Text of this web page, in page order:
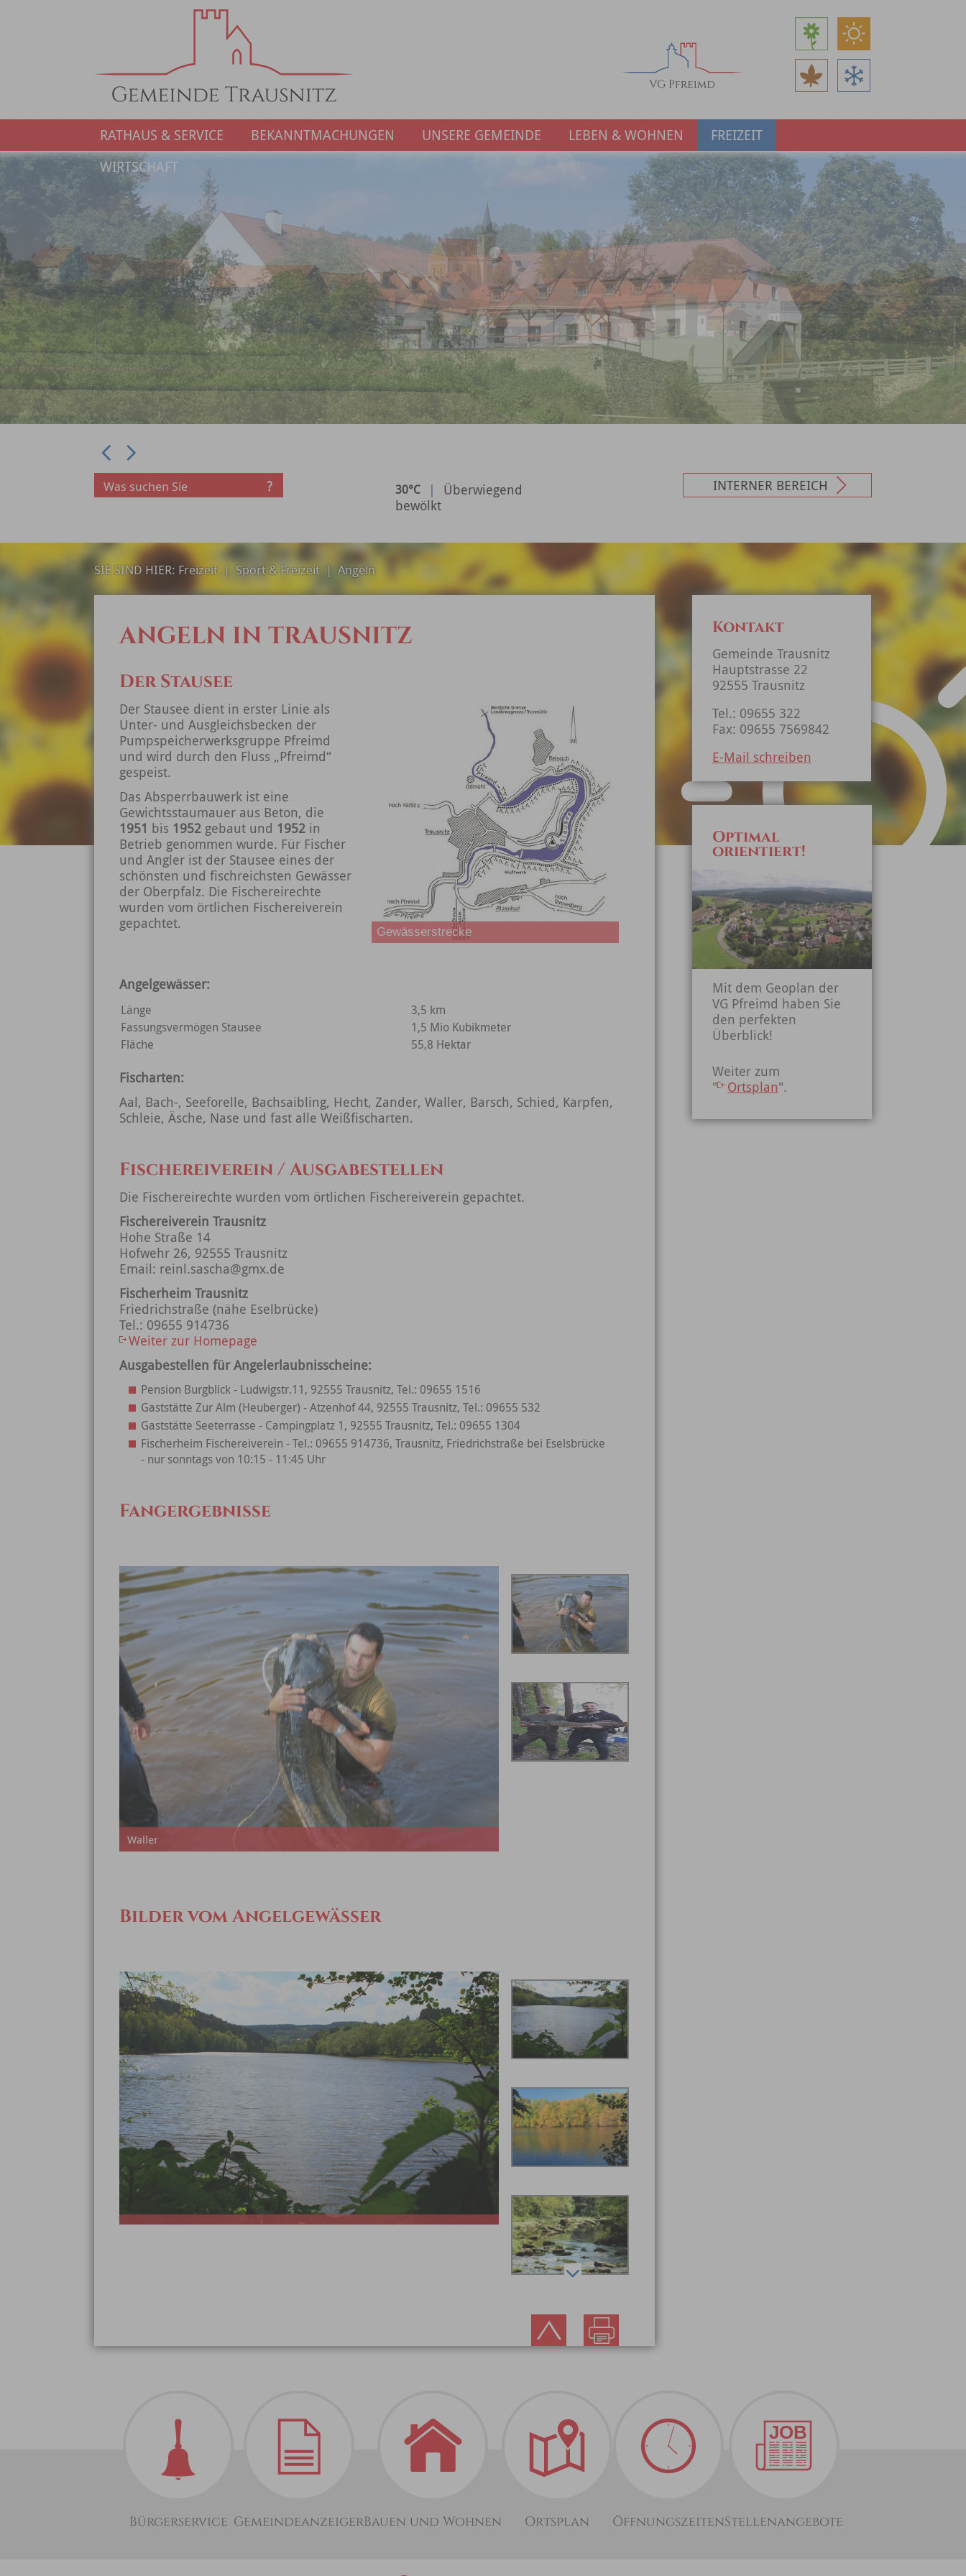
RATHAUS & SERVICE BEKANNTMACHUNGEN UNSERE GEMEINDE LEBEN & WOHNEN
FREIZEIT
WIRTSCHAFT
Prev
30°C |
Überwiegend
bewölkt
INTERNER BEREICH
SIE SIND HIER: Freizeit | Sport & Freizeit | Angeln
ANGELN IN TRAUSNITZ
Der Stausee
Gewässerstrecke
Der Stausee dient in erster Linie als
Unter- und Ausgleichsbecken der
Pumpspeicherwerksgruppe Pfreimd
und wird durch den Fluss „Pfreimd“
gespeist.
Das Absperrbauwerk ist eine
Gewichtsstaumauer aus Beton, die
1951 bis 1952 gebaut und 1952 in
Betrieb genommen wurde. Für Fischer
und Angler ist der Stausee eines der
schönsten und fischreichsten Gewässer
der Oberpfalz. Die Fischereirechte
wurden vom örtlichen Fischereiverein
gepachtet.
Angelgewässer:
Länge
3,5 km
Fassungsvermögen Stausee
1,5 Mio Kubikmeter
Fläche
55,8 Hektar
Fischarten:
Aal, Bach-, Seeforelle, Bachsaibling, Hecht, Zander, Waller, Barsch, Schied, Karpfen,
Schleie, Äsche, Nase und fast alle Weißfischarten.
Fischereiverein / Ausgabestellen
Die Fischereirechte wurden vom örtlichen Fischereiverein gepachtet.
Fischereiverein Trausnitz
Hohe Straße 14
Hofwehr 26, 92555 Trausnitz
Email: reinl.sascha@gmx.de
Fischerheim Trausnitz
Friedrichstraße (nähe Eselbrücke)
Tel.: 09655 914736
Weiter zur Homepage
Ausgabestellen für Angelerlaubnisscheine:
Pension Burgblick - Ludwigstr.11, 92555 Trausnitz, Tel.: 09655 1516
Gaststätte Zur Alm (Heuberger) - Atzenhof 44, 92555 Trausnitz, Tel.: 09655 532
Gaststätte Seeterrasse - Campingplatz 1, 92555 Trausnitz, Tel.: 09655 1304
Fischerheim Fischereiverein - Tel.: 09655 914736, Trausnitz, Friedrichstraße bei Eselsbrücke
- nur sonntags von 10:15 - 11:45 Uhr
Fangergebnisse
Waller
Bilder vom Angelgewässer
Kontakt
Gemeinde Trausnitz
Hauptstrasse 22
92555 Trausnitz
Tel.: 09655 322
Fax: 09655 7569842
E-Mail schreiben
Optimal
orientiert!
Mit dem Geoplan der
VG Pfreimd haben Sie
den perfekten
Überblick!
Weiter zum
"
Ortsplan".
Bürgerservice GemeindeanzeigerBauen und Wohnen Ortsplan ÖffnungszeitenStellenangebote